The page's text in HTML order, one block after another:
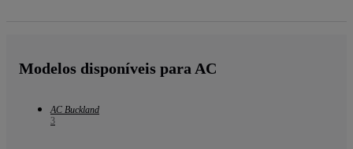
Modelos disponíveis para AC
AC Buckland
3